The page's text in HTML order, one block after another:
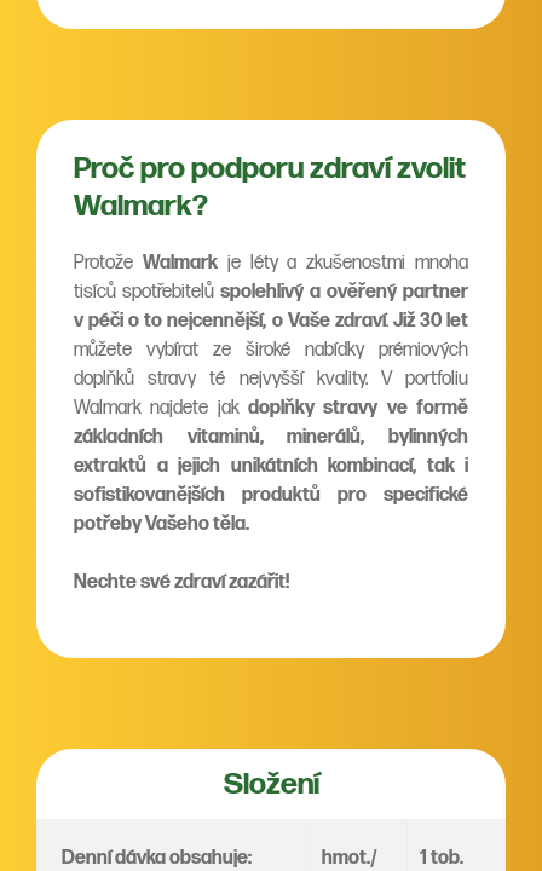
Proč pro podporu zdraví zvolit
Walmark?
Protože Walmarkje léty a zkušenostmi mnoha
tisíců spotřebitelů spolehlivý a ověřený partner
v péči o to nejcennější, o Vaše zdraví. Již 30 let
můžete vybírat ze široké nabídky prémiových
doplňků stravy té nejvyšší kvality. V portfoliu
Walmark najdete jak doplňky stravy ve formě
základních vitaminů, minerálů, bylinných
extraktů a jejich unikátních kombinací, tak i
sofistikovanějších produktů pro specifické
potřeby Vašeho těla.
Nechte své zdraví zazářit!
Složení
Denní dávka obsahuje: hmot./ 1 tob.